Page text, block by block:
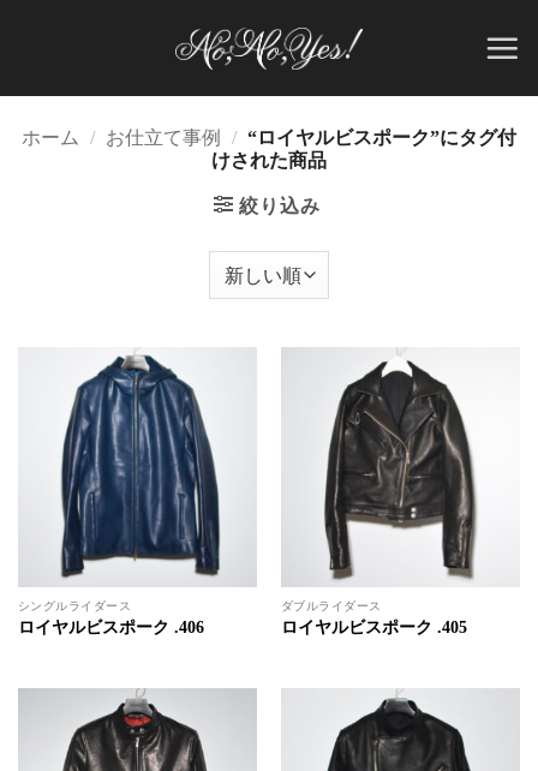
ホーム / お仕立て事例 / “ロイヤルビスポーク”にタグ付
けされた商品
絞り込み
シングルライダース
ロイヤルビスポーク .406
ダブルライダース
ロイヤルビスポーク .405